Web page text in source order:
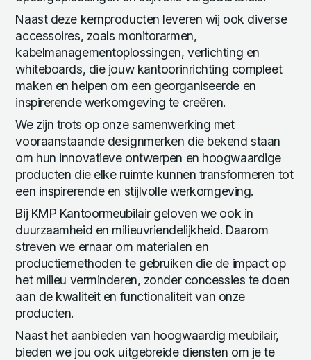
Naast deze kernproducten leveren wij ook diverse
accessoires, zoals monitorarmen,
kabelmanagementoplossingen, verlichting en
whiteboards, die jouw kantoorinrichting compleet
maken en helpen om een georganiseerde en
inspirerende werkomgeving te creëren.
We zijn trots op onze samenwerking met
vooraanstaande designmerken die bekend staan
om hun innovatieve ontwerpen en hoogwaardige
producten die elke ruimte kunnen transformeren tot
een inspirerende en stijlvolle werkomgeving.
Bij KMP Kantoormeubilair geloven we ook in
duurzaamheid en milieuvriendelijkheid. Daarom
streven we ernaar om materialen en
productiemethoden te gebruiken die de impact op
het milieu verminderen, zonder concessies te doen
aan de kwaliteit en functionaliteit van onze
producten.
Naast het aanbieden van hoogwaardig meubilair,
bieden we jou ook uitgebreide diensten om je te